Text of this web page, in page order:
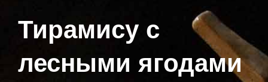
Тирамису с
лесными ягодами